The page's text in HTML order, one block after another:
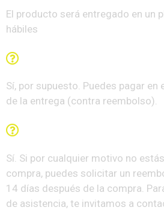
El producto será entregado en un
hábiles
Sí, por supuesto. Puedes pagar
de la entrega (contra reembolso).
Sí. Si por cualquier motivo no
compra, puedes solicitar un
14 días después de la compra.
de asistencia, te invitamos a